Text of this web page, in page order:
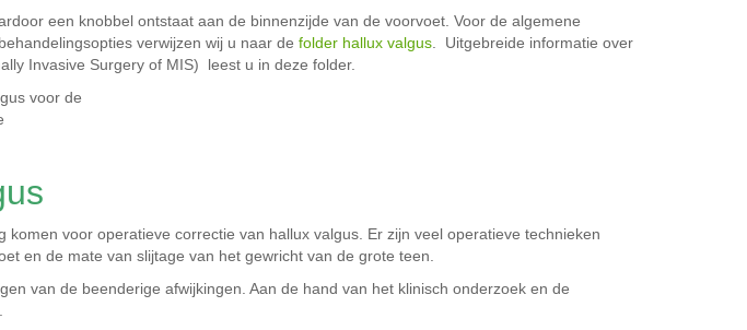
een knobbel ontstaat aan de binnenzijde van de voorvoet. Voor de algemene
verwijzen wij u naar de folder hallux valgus . Uitgebreide informatie over
Invasive Surgery of MIS) leest u in deze folder.
voor operatieve correctie van hallux valgus. Er zijn veel operatieve technieken
en de mate van slijtage van het gewricht van de grote teen.
van de beenderige afwijkingen. Aan de hand van het klinisch onderzoek en de